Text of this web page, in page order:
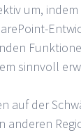
um, indem
sinnvoll
auf der
anderen